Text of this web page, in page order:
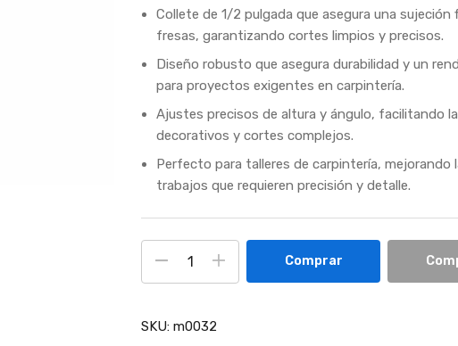
Collete de 1/2 pulgada que asegura una sujeción
fresas, garantizando cortes limpios y precisos.
Diseño robusto que asegura durabilidad y un
para proyectos exigentes en carpintería.
Ajustes precisos de altura y ángulo, facilitando
decorativos y cortes complejos.
Perfecto para talleres de carpintería, mejorando
trabajos que requieren precisión y detalle.
Comprar
SKU: m0032